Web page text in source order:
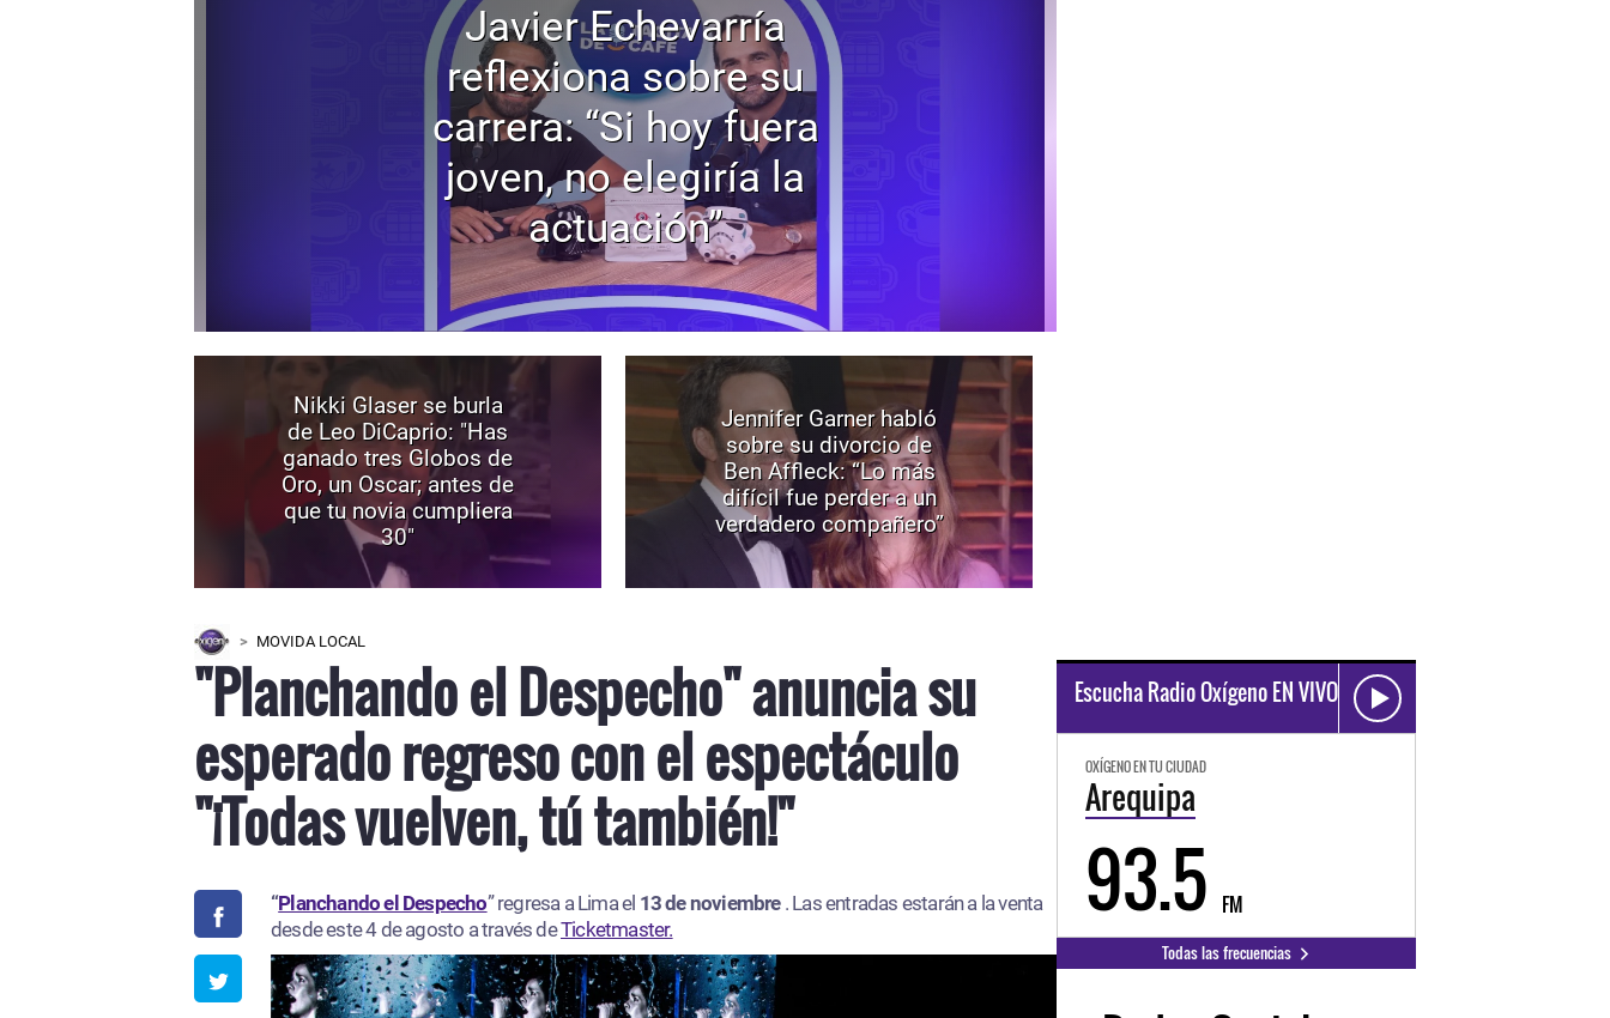
Javier Echevarría
reflexiona sobre su
carrera: “Si hoy fuera
joven, no elegiría la
actuación”
Nikki Glaser se burla
de Leo DiCaprio: "Has
ganado tres Globos de
Oro, un Oscar; antes de
que tu novia cumpliera
30"
Jennifer Garner habló
sobre su divorcio de
Ben Affleck: “Lo más
difícil fue perder a un
verdadero compañero”
MOVIDA LOCAL
"Planchando el Despecho" anuncia su
esperado regreso con el espectáculo
"¡Todas vuelven, tú también!"
“Planchando el Despecho” regresa a Lima el 13 de noviembre . Las entradas estarán a la venta
desde este 4 de agosto a través deTicketmaster.
Escucha Radio Oxígeno EN VIVO
OXÍGENO EN TU CIUDAD
Arequipa
93.5 FM
Todas las frecuencias